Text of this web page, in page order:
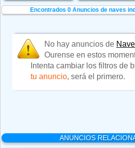
Encontrados 0Anuncios de naves
No hay anuncios de
Ourense en estos
Intenta cambiar los filtros de
tu anuncio, será el primero.
ANUNCIOS